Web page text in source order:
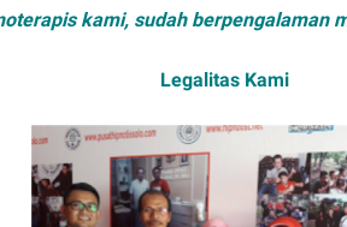
kami, sudah berpengalaman
Legalitas Kami